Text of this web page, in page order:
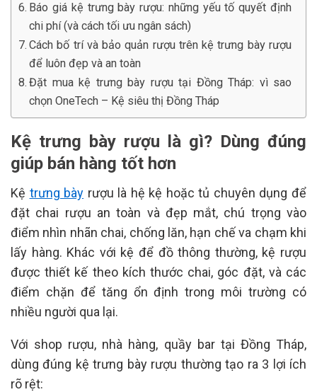
Báo giá kệ trưng bày rượu: những yếu tố quyết định
chi phí (và cách tối ưu ngân sách)
Cách bố trí và bảo quản rượu trên kệ trưng bày rượu
để luôn đẹp và an toàn
Đặt mua kệ trưng bày rượu tại Đồng Tháp: vì sao
chọn OneTech – Kệ siêu thị Đồng Tháp
Kệ trưng bày rượu là gì? Dùng đúng
giúp bán hàng tốt hơn
Kệ trưng bày rượu là hệ kệ hoặc tủ chuyên dụng để
đặt chai rượu an toàn và đẹp mắt, chú trọng vào
điểm nhìn nhãn chai, chống lăn, hạn chế va chạm khi
lấy hàng. Khác với kệ để đồ thông thường, kệ rượu
được thiết kế theo kích thước chai, góc đặt, và các
điểm chặn để tăng ổn định trong môi trường có
nhiều người qua lại.
Với shop rượu, nhà hàng, quầy bar tại Đồng Tháp,
dùng đúng kệ trưng bày rượu thường tạo ra 3 lợi ích
rõ rệt: